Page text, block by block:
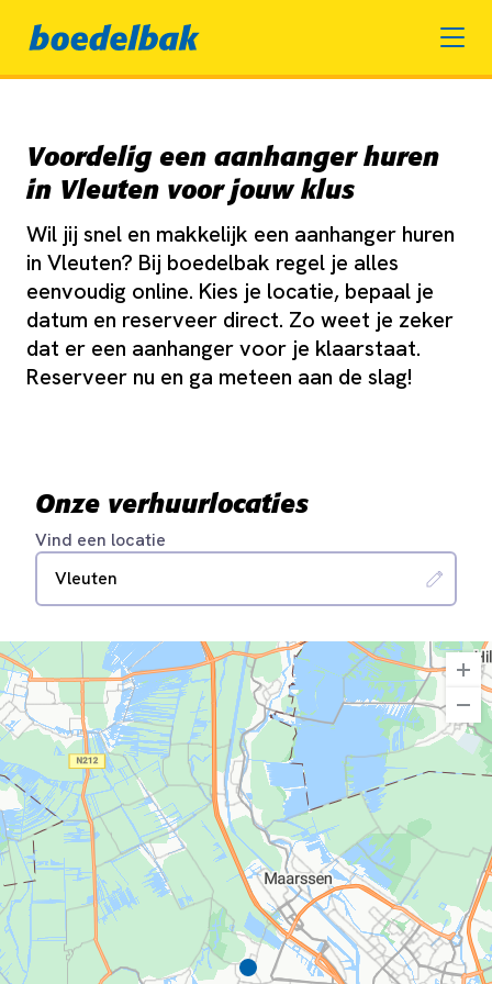
Voordelig een aanhanger huren
in Vleuten voor jouw klus
Wil jij snel en makkelijk een aanhanger huren
in Vleuten? Bij boedelbak regel je alles
eenvoudig online. Kies je locatie, bepaal je
datum en reserveer direct. Zo weet je zeker
dat er een aanhanger voor je klaarstaat.
Reserveer nu en ga meteen aan de slag!
Onze verhuurlocaties
Vind een locatie
Vleuten